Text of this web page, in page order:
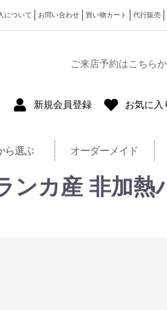
について お問い合わせ 買い物カート 代行販売
ご来店予約はこちら
新規会員登録 お気に入
ら選ぶ オーダーメイド
ンカ産 非加熱